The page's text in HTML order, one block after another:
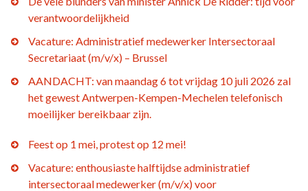
verantwoordelijkheid
Vacature: Administratief medewerker Intersectoraal
Secretariaat (m/v/x) – Brussel
AANDACHT: van maandag 6 tot vrijdag 10 juli 2026 zal
het gewest Antwerpen-Kempen-Mechelen telefonisch
moeilijker bereikbaar zijn.
Feest op 1 mei, protest op 12 mei!
Vacature: enthousiaste halftijdse administratief
intersectoraal medewerker (m/v/x) voor